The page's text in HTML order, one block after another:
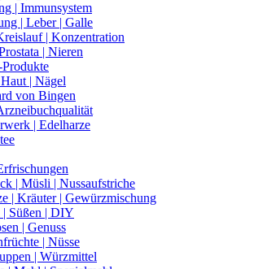
| Immunsystem
| Leber | Galle
| Konzentration
| Nieren
Produkte
| Nägel
von Bingen
| Edelharze
| Müsli | Nussaufstriche
| Kräuter | Gewürzmischung
| Süßen | DIY
| Genuss
| Nüsse
| Würzmittel